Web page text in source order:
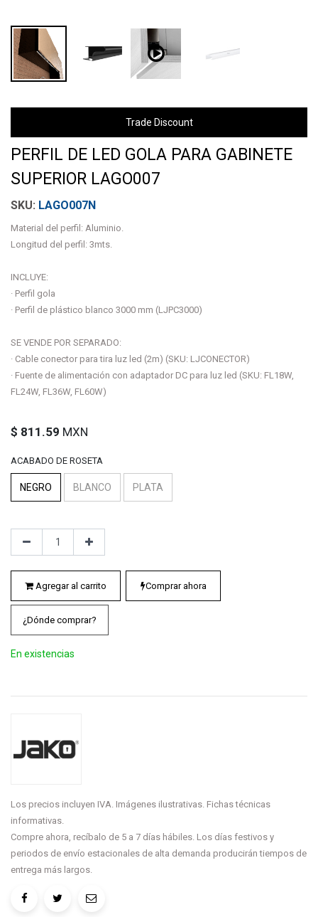
Trade Discount
PERFIL DE LED GOLA PARA GABINETE
SUPERIOR LAGO007
LAGO007N
Material del perfil: Aluminio.
Longitud del perfil: 3mts.
INCLUYE:
· Perfil gola
· Perfil de plástico blanco 3000 mm (LJPC3000)
SE VENDE POR SEPARADO:
· Cable conector para tira luz led (2m) (SKU: LJCONECTOR)
· Fuente de alimentación con adaptador DC para luz led (SKU: FL18W,
FL24W, FL36W, FL60W)
$ 811.59 MXN
ACABADO DE ROSETA
NEGRO BLANCO PLATA
Agregar al carrito Comprar ahora
¿Dónde comprar?
En existencias
Los precios incluyen IVA. Imágenes ilustrativas. Fichas técnicas
informativas.
Compre ahora, recíbalo de 5 a 7 días hábiles. Los días festivos y
periodos de envío estacionales de alta demanda producirán tiempos de
entrega más largos.